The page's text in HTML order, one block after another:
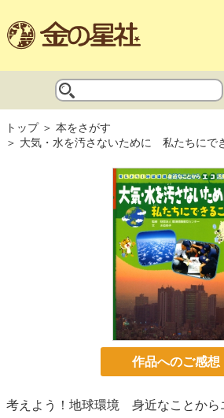
トップ
本をさがす
大気・水を汚さないために 私たちにで
作品へのご感想
考えよう！地球環境 身近なことから